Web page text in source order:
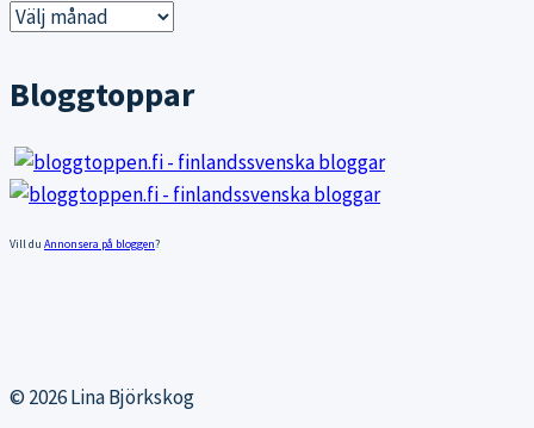
Gamla
Bloggtoppar
Vill du Annonsera på bloggen?
© 2026 Lina Björkskog